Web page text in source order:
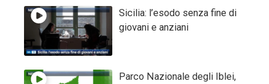
Sicilia: l’esodo senza fine di
giovani e anziani
Parco Nazionale degli Iblei,